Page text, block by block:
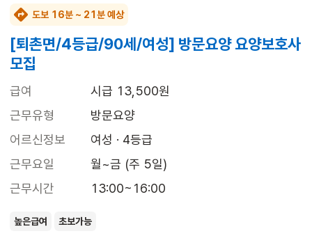
도보 16분 ~ 21분 예상
[퇴촌면/4등급/90세/여성] 방문요양 요양보호사
모집
급여
시급 13,500원
근무유형
방문요양
어르신정보
여성 · 4등급
근무요일
월~금 (주 5일)
근무시간
13:00~16:00
높은급여 초보가능